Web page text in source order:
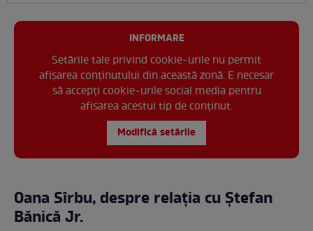
INFORMARE
Setările tale privind cookie-urile nu permit
afișarea conținutului din această zonă. E necesar
să accepți cookie-urile social media pentru
afisarea acestui tip de conținut.
Modifică setările
Oana Sîrbu, despre relația cu Ștefan
Bănică Jr.